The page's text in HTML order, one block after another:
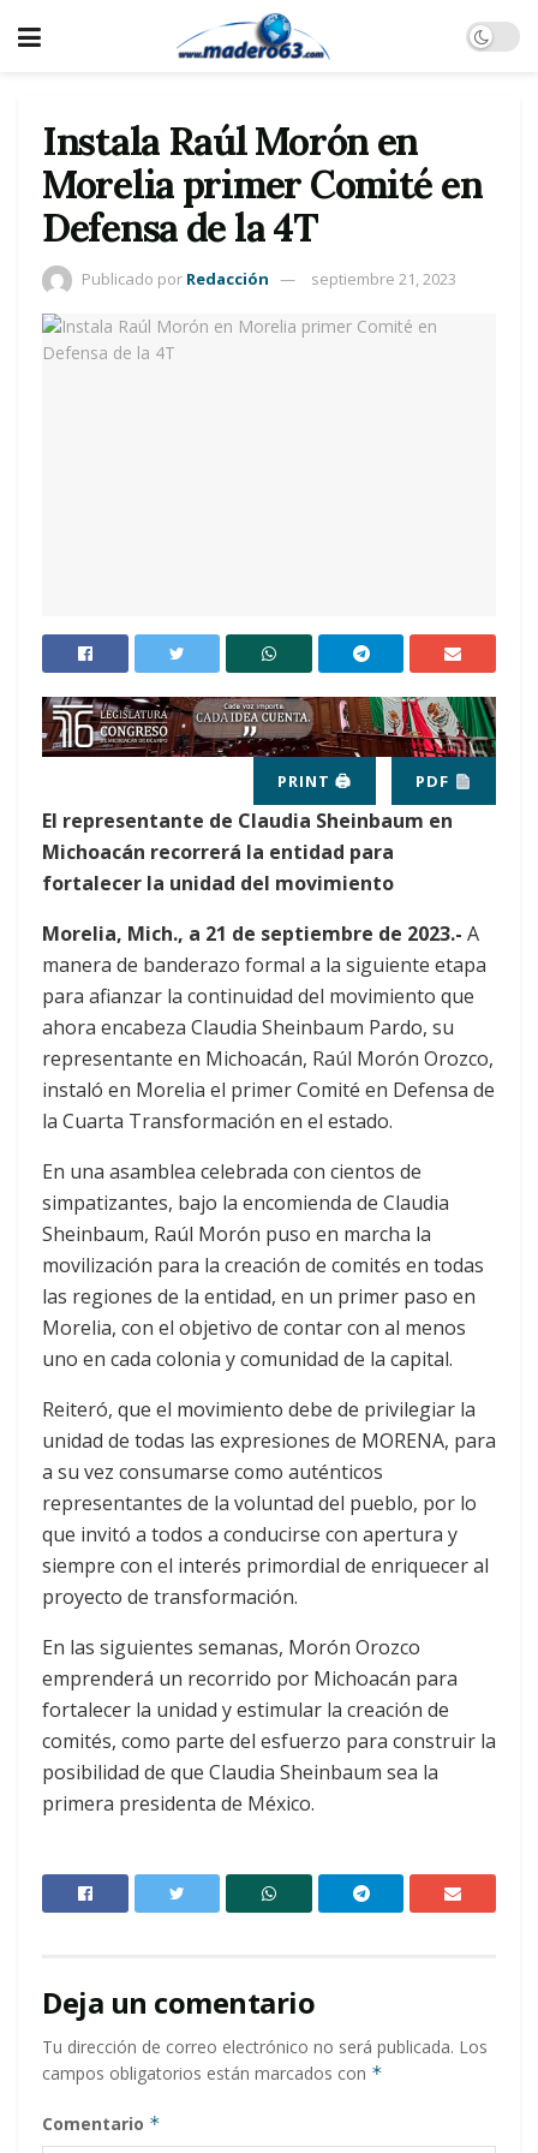
Instala Raúl Morón en
Morelia primer Comité en
Defensa de la 4T
Publicado por Redacción septiembre 21, 2023
PRINT 🖨 PDF
El representante de Claudia Sheinbaum en
Michoacán recorrerá la entidad para
fortalecer la unidad del movimiento
Morelia, Mich., a 21 de septiembre de 2023.- A
manera de banderazo formal a la siguiente etapa
para afianzar la continuidad del movimiento que
ahora encabeza Claudia Sheinbaum Pardo, su
representante en Michoacán, Raúl Morón Orozco,
instaló en Morelia el primer Comité en Defensa de
la Cuarta Transformación en el estado.
En una asamblea celebrada con cientos de
simpatizantes, bajo la encomienda de Claudia
Sheinbaum, Raúl Morón puso en marcha la
movilización para la creación de comités en todas
las regiones de la entidad, en un primer paso en
Morelia, con el objetivo de contar con al menos
uno en cada colonia y comunidad de la capital.
Reiteró, que el movimiento debe de privilegiar la
unidad de todas las expresiones de MORENA, para
a su vez consumarse como auténticos
representantes de la voluntad del pueblo, por lo
que invitó a todos a conducirse con apertura y
siempre con el interés primordial de enriquecer al
proyecto de transformación.
En las siguientes semanas, Morón Orozco
emprenderá un recorrido por Michoacán para
fortalecer la unidad y estimular la creación de
comités, como parte del esfuerzo para construir la
posibilidad de que Claudia Sheinbaum sea la
primera presidenta de México.
Deja un comentario
Tu dirección de correo electrónico no será publicada. Los
campos obligatorios están marcados con *
Comentario *